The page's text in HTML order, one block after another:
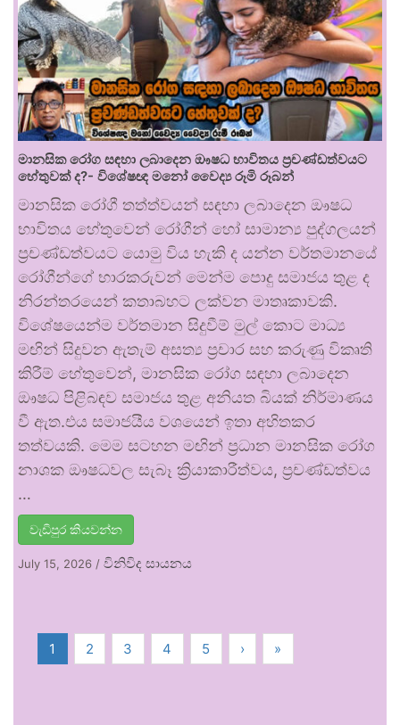
මානසික රෝග සඳහා ලබාදෙන ඖෂධ භාවිතය ප්‍රචණ්ඩත්වයට
හේතුවක් ද?- විශේෂඥ මනෝ වෛද්‍ය රූමි රූබන්
මානසික රෝගී තත්ත්වයන් සඳහා ලබාදෙන ඖෂධ
භාවිතය හේතුවෙන් රෝගීන් හෝ සාමාන්‍ය පුද්ගලයන්
ප්‍රචණ්ඩත්වයට යොමු විය හැකි ද යන්න වර්තමානයේ
රෝගීන්ගේ භාරකරුවන් මෙන්ම පොදු සමාජය තුළ ද
නිරන්තරයෙන් කතාබහට ලක්වන මාතෘකාවකි.
විශේෂයෙන්ම වර්තමාන සිදුවීම් මුල් කොට මාධ්‍ය
මඟින් සිදුවන ඇතැම් අසත්‍ය ප්‍රචාර සහ කරුණු විකෘති
කිරීම් හේතුවෙන්, මානසික රෝග සඳහා ලබාදෙන
ඖෂධ පිළිබඳව සමාජය තුළ අනියත බියක් නිර්මාණය
වී ඇත.එය සමාජයීය වශයෙන් ඉතා අහිතකර
තත්වයකි. මෙම සටහන මඟින් ප්‍රධාන මානසික රෝග
නාශක ඖෂධවල සැබෑ ක්‍රියාකාරීත්වය, ප්‍රචණ්ඩත්වය
…
වැඩිපුර කියවන්න
July 15, 2026 / විනිවිද සායනය
1 2 3 4 5 › »